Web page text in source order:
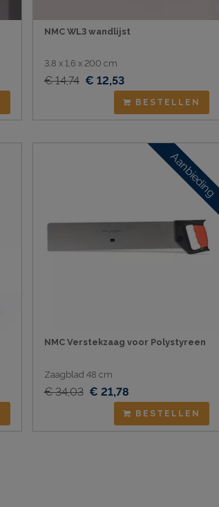
NMC WL3 wandlijst
3,8 x 1,6 x 200 cm
€ 14,74 € 12,53
BESTELLEN
Aanbieding
NMC Verstekzaag voor Polystyreen
Zaagblad 48 cm
€ 34,03 € 21,78
BESTELLEN